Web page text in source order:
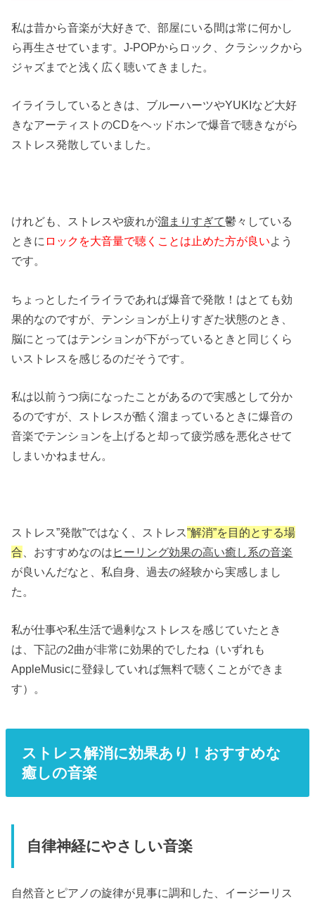
私は昔から音楽が大好きで、部屋にいる間は常に何かし
ら再生させています。J-POPからロック、クラシックから
ジャズまでと浅く広く聴いてきました。
イライラしているときは、ブルーハーツやYUKIなど大好
きなアーティストのCDをヘッドホンで爆音で聴きながら
ストレス発散していました。
けれども、ストレスや疲れが溜まりすぎて鬱々している
ときに ロックを大音量で聴くことは止めた方が良いよう
です。
ちょっとしたイライラであれば爆音で発散！はとても効
果的なのですが、テンションが上りすぎた状態のとき、
脳にとってはテンションが下がっているときと同じくら
いストレスを感じるのだそうです。
私は以前うつ病になったことがあるので実感として分か
るのですが、ストレスが酷く溜まっているときに爆音の
音楽でテンションを上げると却って疲労感を悪化させて
しまいかねません。
ストレス”発散”ではなく、ストレス”解消”を目的とする場
合 、おすすめなのは ヒーリング効果の高い癒し系の音楽
が良いんだなと、私自身、過去の経験から実感しまし
た。
私が仕事や私生活で過剰なストレスを感じていたとき
は、下記の2曲が非常に効果的でしたね（いずれも
AppleMusicに登録していれば無料で聴くことができま
す）。
ストレス解消に効果あり！おすすめな
癒しの音楽
自律神経にやさしい音楽
自然音とピアノの旋律が見事に調和した、イージーリス